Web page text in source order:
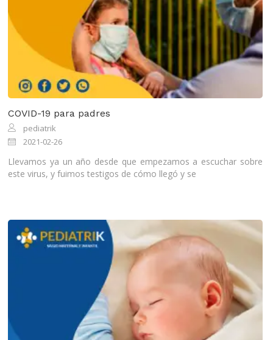
COVID-19 para padres
pediatrik
2021-02-26
Llevamos ya un año desde que empezamos a escuchar sobre
este virus, y fuimos testigos de cómo llegó y se